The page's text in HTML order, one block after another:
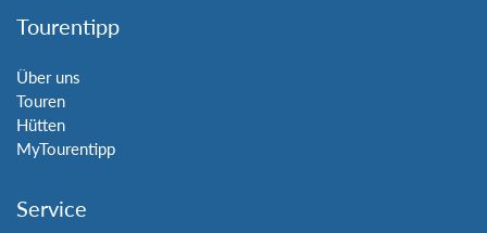
Tourentipp
Über uns
Touren
Hütten
MyTourentipp
Service